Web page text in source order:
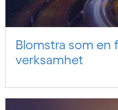
Blomstra som en
verksamhet